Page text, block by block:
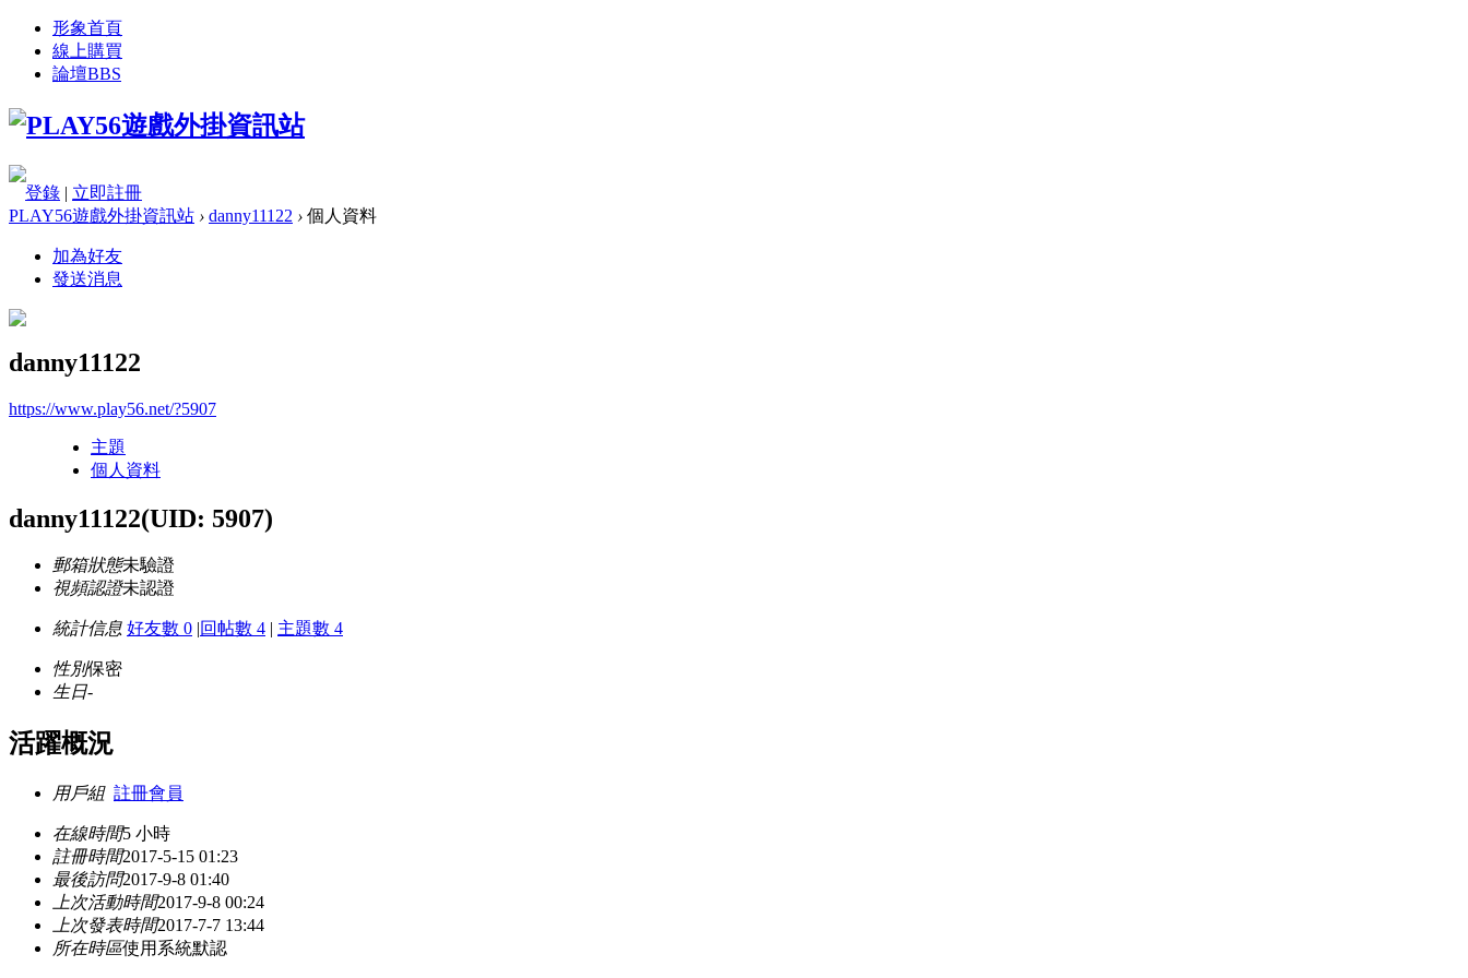
形象首頁
線上購買
論壇BBS
登錄 | 立即註冊
PLAY56遊戲外掛資訊站 › danny11122 › 個人資料
加為好友
發送消息
danny11122
https://www.play56.net/?5907
主題
個人資料
danny11122(UID: 5907)
郵箱狀態未驗證
視頻認證未認證
統計信息 好友數 0 |回帖數 4 | 主題數 4
性別保密
生日-
活躍概況
用戶組 註冊會員
在線時間5 小時
註冊時間2017-5-15 01:23
最後訪問2017-9-8 01:40
上次活動時間2017-9-8 00:24
上次發表時間2017-7-7 13:44
所在時區使用系統默認